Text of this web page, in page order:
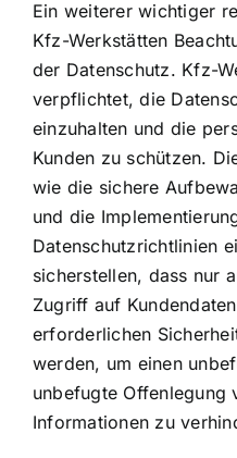
Ein weiterer wichtiger
Kfz-Werkstätten
der Datenschutz. Kfz-
verpflichtet, die
einzuhalten und die
Kunden zu schützen.
wie die sichere
und die
Datenschutzrichtlinien
sicherstellen, dass nur
Zugriff auf
erforderlichen
werden, um einen
unbefugte Offenlegung
Informationen zu